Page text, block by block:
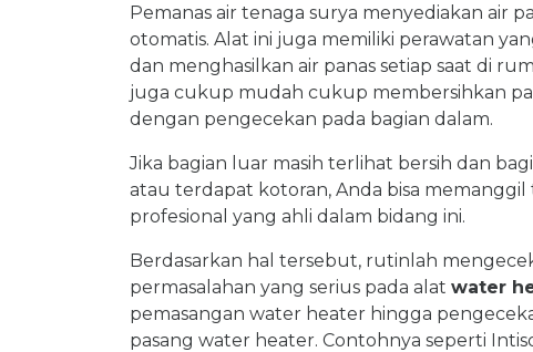
Pemanas air tenaga surya menyediakan air
otomatis. Alat ini juga memiliki perawatan
dan menghasilkan air panas setiap saat di
juga cukup mudah cukup membersihkan
dengan pengecekan pada bagian dalam.
Jika bagian luar masih terlihat bersih dan
atau terdapat kotoran, Anda bisa
profesional yang ahli dalam bidang ini.
Berdasarkan hal tersebut, rutinlah
permasalahan yang serius pada alat water
pemasangan water heater hingga
pasang water heater. Contohnya seperti